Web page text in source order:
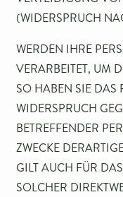
(WIDERSPRUCH
WERDEN IHRE
VERARBEITET, UM
SO HABEN SIE DAS
WIDERSPRUCH
BETREFFENDER
ZWECKE
GILT AUCH FÜR
SOLCHER